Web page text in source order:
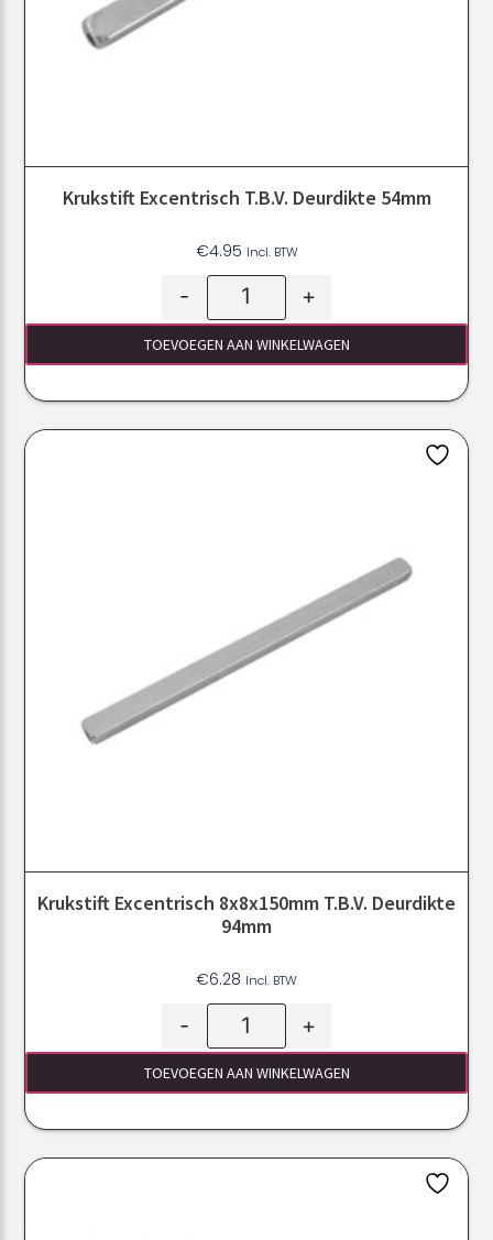
Krukstift Excentrisch T.b.v. Deurdikte 54mm
€4.95 Incl. BTW
- +
TOEVOEGEN AAN WINKELWAGEN
Krukstift Excentrisch 8x8x150mm T.b.v. Deurdikte
94mm
€6.28 Incl. BTW
- +
TOEVOEGEN AAN WINKELWAGEN